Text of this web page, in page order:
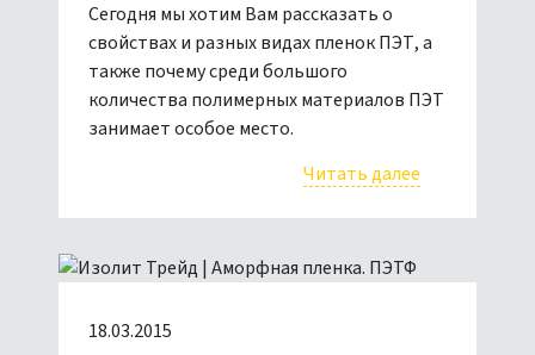
Сегодня мы хотим Вам рассказать о
свойствах и разных видах пленок ПЭТ, а
также почему среди большого
количества полимерных материалов ПЭТ
занимает особое место.
Читать далее
18.03.2015